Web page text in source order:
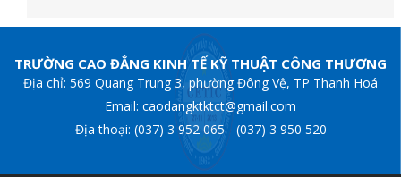
TRƯỜNG CAO ĐẲNG KINH TẾ KỸ THUẬT CÔNG THƯƠNG
Địa chỉ: 569 Quang Trung 3, phường Đông Vệ, TP Thanh Hoá
Email: caodangktktct@gmail.com
Địa thoại: (037) 3 952 065 - (037) 3 950 520
grandpashabet